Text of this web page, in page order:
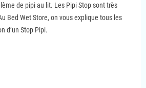
de pipi au lit. Les Pipi Stop sont très
Bed Wet Store, on vous explique tous les
d’un Stop Pipi.